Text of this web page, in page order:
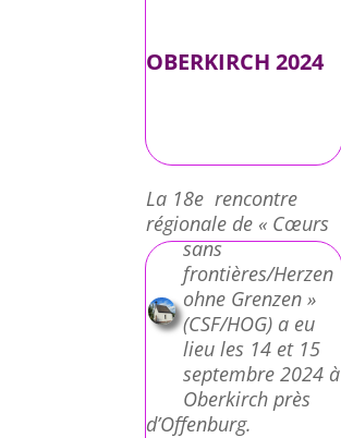
OBERKIRCH 2024
La 18e rencontre
régionale de « Cœurs
sans
frontières/Herzen
ohne Grenzen »
(CSF/HOG) a eu
lieu les 14 et 15
septembre 2024 à
Oberkirch près
d’Offenburg.